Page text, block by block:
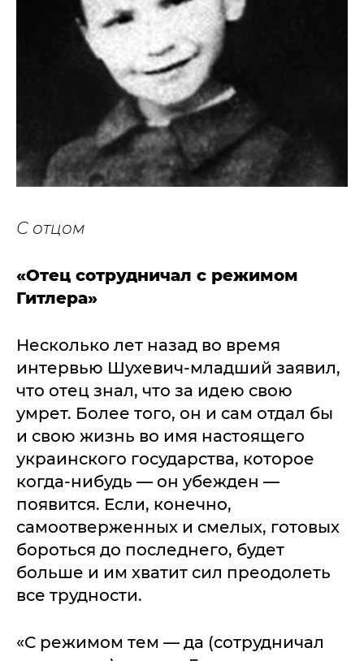
С отцом
«Отец сотрудничал с режимом
Гитлера»
Несколько лет назад во время
интервью Шухевич-младший заявил,
что отец знал, что за идею свою
умрет. Более того, он и сам отдал бы
и свою жизнь во имя настоящего
украинского государства, которое
когда-нибудь — он убежден —
появится. Если, конечно,
самоотверженных и смелых, готовых
бороться до последнего, будет
больше и им хватит сил преодолеть
все трудности.
«С режимом тем — да (сотрудничал